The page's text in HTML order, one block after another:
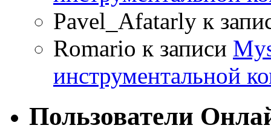
Pavel_Afatarly к
Romario к записи
инструментальной
Пользователи